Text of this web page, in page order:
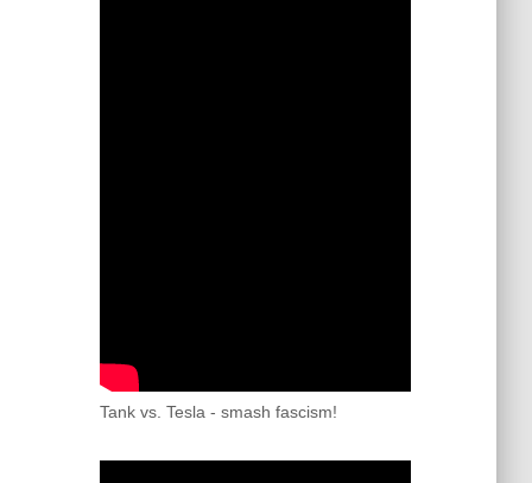
Tank vs. Tesla - smash fascism!